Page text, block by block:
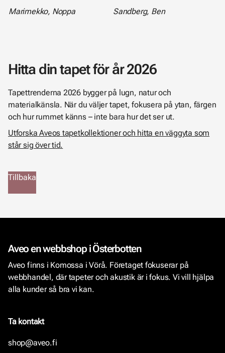
Marimekko, Noppa Sandberg, Ben
Hitta din tapet för år 2026
Tapettrenderna 2026 bygger på lugn, natur och
materialkänsla. När du väljer tapet, fokusera på ytan, färgen
och hur rummet känns – inte bara hur det ser ut.
Utforska Aveos tapetkollektioner och hitta en väggyta som
står sig över tid.
Tillbaka
Aveo en webbshop i Österbotten
Aveo finns i Komossa i Vörå. Företaget fokuserar på
webbhandel, där tapeter och akustik är i fokus. Vi vill hjälpa
alla kunder så bra vi kan.
Ta kontakt
shop@aveo.fi